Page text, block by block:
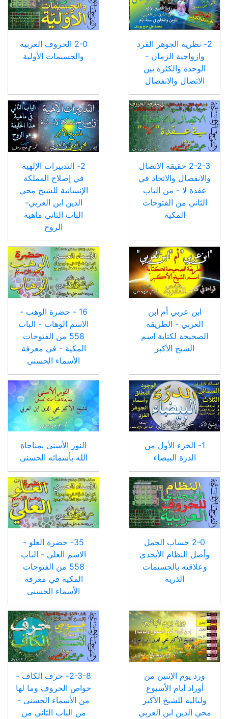
2- نظرية الجوهر الفرد
وازواجية الزمان -
الوحدة والكثرة بين
الاتصال والانفصال
2-0 الحروف العربية
والجسيمات الأولية
2-2-3 حقيقة الاتصال
والانفصال والاتحاد في
عقدة لا - من الباب
الثاني من الفتوحات
المكية
2- التدبيرات الإلهية
في إصلاح المملكة
الإنسانية للشيخ محي
الدين ابن العربي-
الباب الثاني ماهية
الروح
ابن عربي أم ابن
العربي - الطريقة
الصحيحة لكتابة اسم
الشيخ الأكبر
16 - حضرة الوهب -
الاسم الوهاب - الباب
558 من الفتوحات
المكية - في معرفة
الأسماء الحسنى
1- الجزء الأول من
الدرة البيضاء
النور الأسنى بمناجاة
الله بأسمائه الحسنى
2-0 حساب الجمل
وأصل النظام الأبجدي
وعلاقته بالجسيمات
الذرية
35- حضرة العلو -
الاسم العلي - الباب
558 من الفتوحات
المكية في معرفة
الأسماء الحسنى
ورد يوم الإثنين من
أوراد أيام الأسبوع
ولياليه للشيخ الأكبر
محي الدين ابن العربي
2-3-8- حرف الكاف -
خواص الحروف وما لها
من الأسماء الحسنى -
من الباب الثاني من